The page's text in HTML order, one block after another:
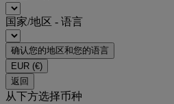
国家/地区 - 语言
确认您的地区和您的语言
EUR (€)
返回
从下方选择币种